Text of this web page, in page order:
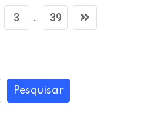
3 ... 39
Pesquisar